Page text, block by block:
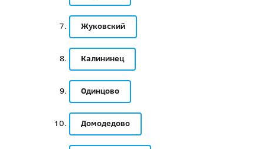
Жуковский
Калининец
Одинцово
Домодедово